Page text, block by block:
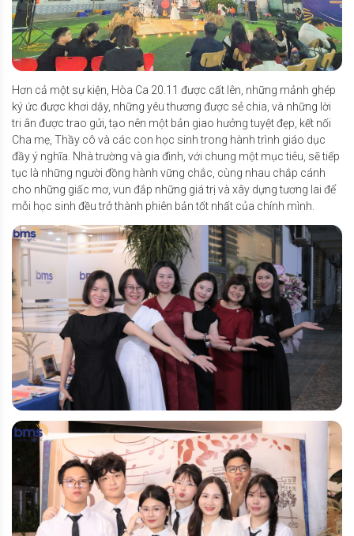
Hơn cả một sự kiện, Hòa Ca 20.11 được cất lên, những mảnh ghép
ký ức được khơi dậy, những yêu thương được sẻ chia, và những lời
tri ân được trao gửi, tạo nên một bản giao hưởng tuyệt đẹp, kết nối
Cha mẹ, Thầy cô và các con học sinh trong hành trình giáo dục
đầy ý nghĩa. Nhà trường và gia đình, với chung một mục tiêu, sẽ tiếp
tục là những người đồng hành vững chắc, cùng nhau chắp cánh
cho những giấc mơ, vun đắp những giá trị và xây dựng tương lai để
mỗi học sinh đều trở thành phiên bản tốt nhất của chính mình.